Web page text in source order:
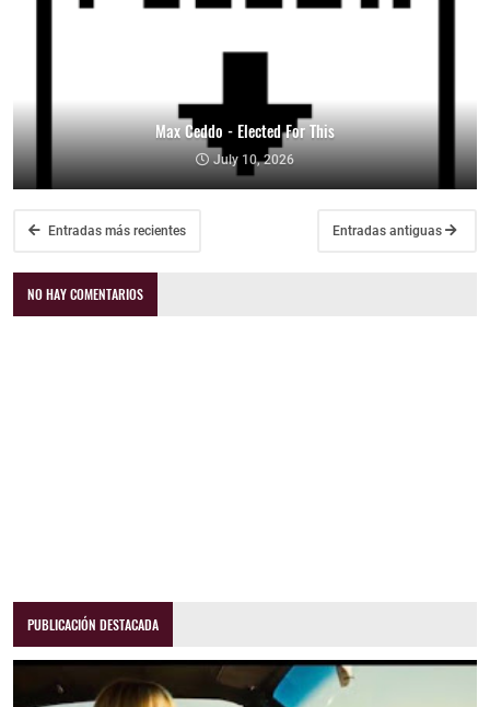
Max Ceddo - Elected For This
July 10, 2026
Entradas más recientes Entradas antiguas
NO HAY COMENTARIOS
PUBLICACIÓN DESTACADA